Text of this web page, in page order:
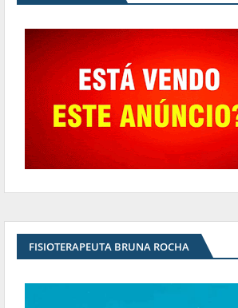
FISIOTERAPEUTA BRUNA ROCHA